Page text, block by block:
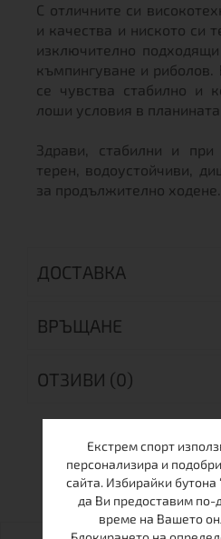
С отличните си
и качества и ниското си
изключително подходящи
къмпингуване и риболов.
се чувства стабилно и
лоши условия в
Здрави, стабилни и при
терен, водоустойчиви,
за продължително ходене.
ДОСТАВКА
ВРЪЩАНЕ
ОТЗИВИ (0)
ОЩЕ ОТ
Екстрем спорт
персонализира и
сайта. Избирайки
да Ви предоставим
време на Вашето